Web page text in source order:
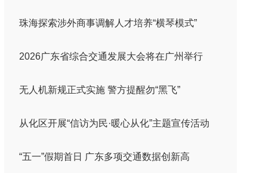
珠海探索涉外商事调解人才培养“横琴模式”
2026广东省综合交通发展大会将在广州举行
无人机新规正式实施 警方提醒勿“黑飞”
从化区开展“信访为民·暖心从化”主题宣传活动
“五一”假期首日 广东多项交通数据创新高